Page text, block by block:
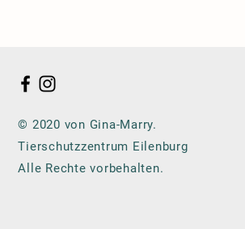
© 2020 von Gina-Marry.
Tierschutzzentrum Eilenburg
Alle Rechte vorbehalten.